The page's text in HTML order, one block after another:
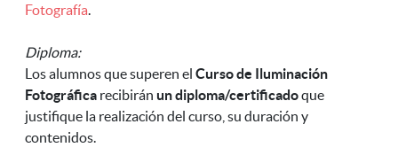
Fotografía.
Diploma:
Los alumnos que superen el Curso de Iluminación
Fotográficarecibirán un diploma/certificadoque
justifique la realización del curso, su duración y
contenidos.